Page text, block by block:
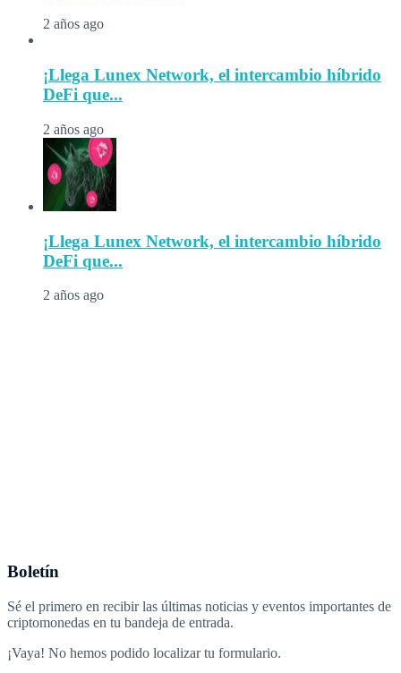
2 años ago
¡Llega Lunex Network, el intercambio híbrido
DeFi que...
2 años ago
¡Llega Lunex Network, el intercambio híbrido
DeFi que...
2 años ago
Boletín
Sé el primero en recibir las últimas noticias y eventos importantes de
criptomonedas en tu bandeja de entrada.
¡Vaya! No hemos podido localizar tu formulario.